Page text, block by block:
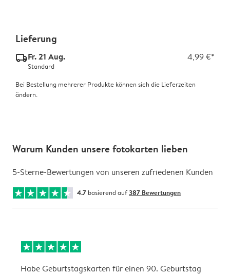
Lieferung
delivery_standard_v2Fr. 21 Aug. 4,99 €*
Standard
Bei Bestellung mehrerer Produkte können sich die Lieferzeiten
ändern.
Warum Kunden unsere fotokarten lieben
5-Sterne-Bewertungen von unseren zufriedenen Kunden
4.7 basierend auf387 Bewertungen
Habe Geburtstagskarten für einen 90. Geburtstag